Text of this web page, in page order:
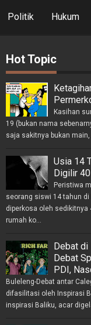
Politik Hukum
Hot Topic
Kasihan
19 (bukan nama
saja sakitnya bukan main,
Usia 14
Digilir
Peristiwa
seorang siswi 14 tahun di
diperkosa oleh sedikitnya
rumah ko...
Debat di
Debat
PDI,
Buleleng-Debat antar
difasilitasi oleh Inspirasi
inspirasi Baliku, acar